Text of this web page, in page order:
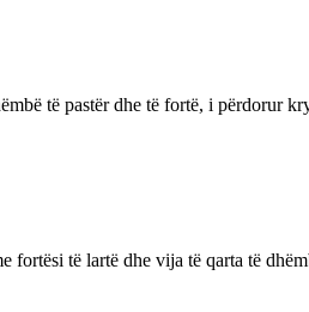
të pastër dhe të fortë, i përdorur
të lartë dhe vija të qarta të